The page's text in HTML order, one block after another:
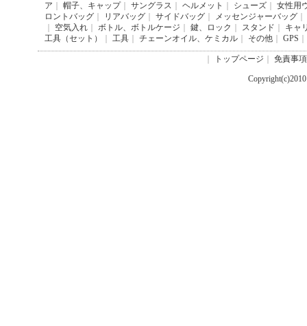
ア
帽子、キャップ｜ サングラス ヘルメット シューズ
女性用
ロントバッグ
リアバッグ サイドバッグ メッセンジャーバッグ
空気入れ ボトル、ボトルケージ 鍵、ロック スタンド
キャ
工具（セット）
工具 チェーンオイル、ケミカル その他 GPS
トップページ 免責事項